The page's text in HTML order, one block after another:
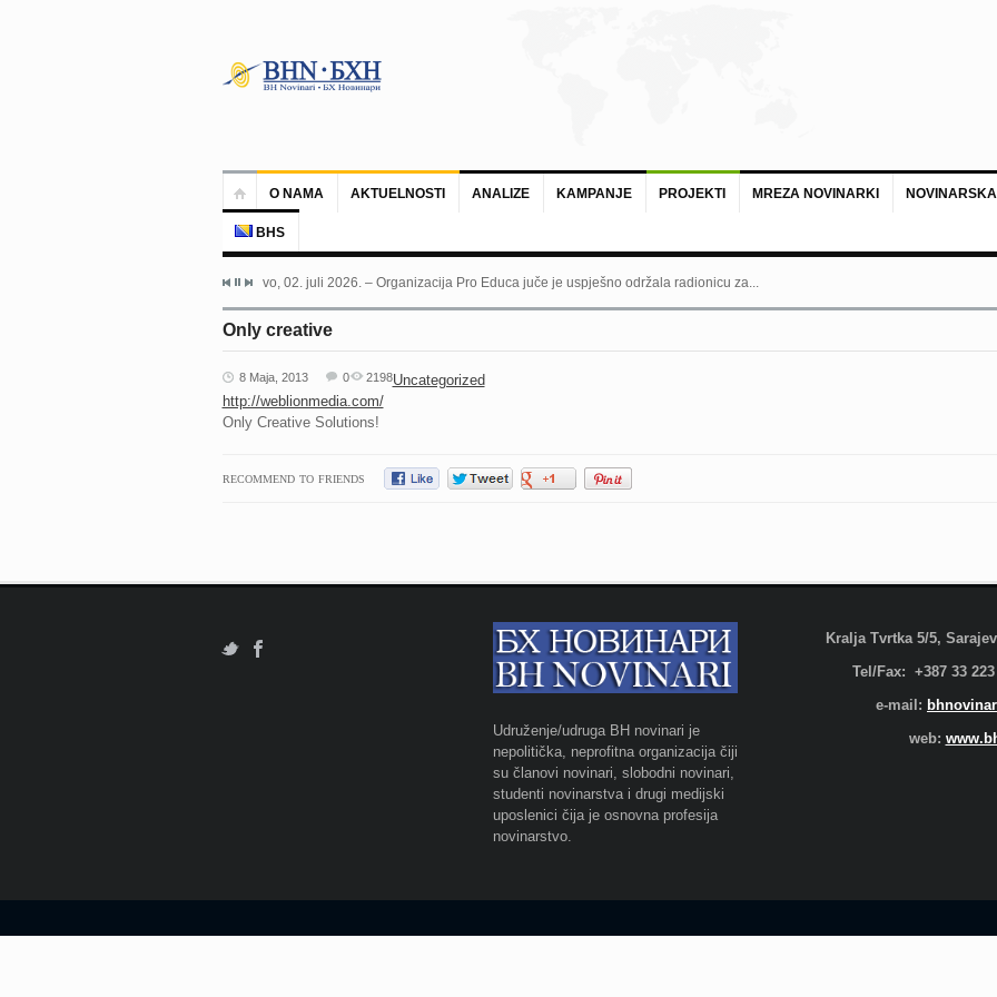
O NAMA AKTUELNOSTI ANALIZE KAMPANJE PROJEKTI MREZA NOVINARKI
BHS
Sarajevo, 02. juli 2026. – Organizacija Pro Educa juče je uspješno održala radionicu za...
Only creative
8 Maja, 2013 Uncategorized
0 2198
http://weblionmedia.com/
Only Creative Solutions!
RECOMMEND TO FRIENDS
Udruženje/udruga BH novinari je
nepolitička, neprofitna organizacija čiji
su članovi novinari, slobodni novinari,
studenti novinarstva i drugi medijski
uposlenici čija je osnovna profesija
novinarstvo.
Kralja Tvrtka 5/5,
Tel/Fax: +387 33
e-mail:
web: